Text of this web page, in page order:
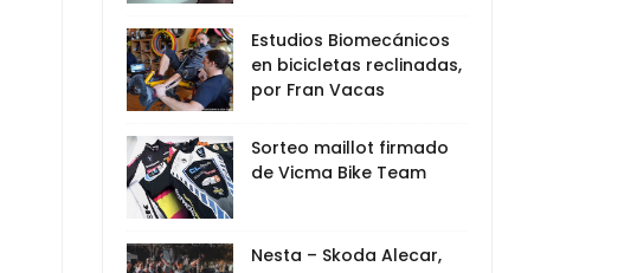
Estudios Biomecánicos
en bicicletas reclinadas,
por Fran Vacas
Sorteo maillot firmado
de Vicma Bike Team
Nesta – Skoda Alecar,